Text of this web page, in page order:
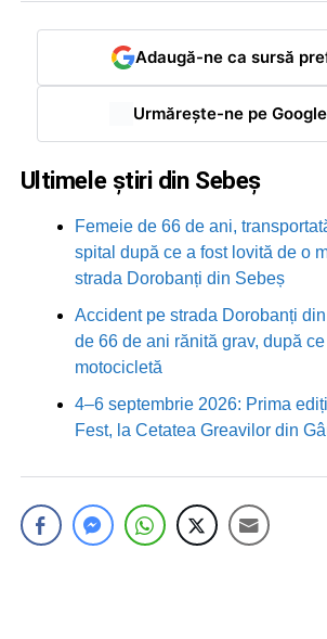
Adaugă-ne ca sursă
Urmărește-ne pe
Ultimele știri din Sebeș
Femeie de 66 de ani,
spital după ce a fost lovită de o
strada Dorobanți din Sebeș
Accident pe strada Dorobanți
de 66 de ani rănită grav, după
motocicletă
4–6 septembrie 2026: Prima
Fest, la Cetatea Greavilor din